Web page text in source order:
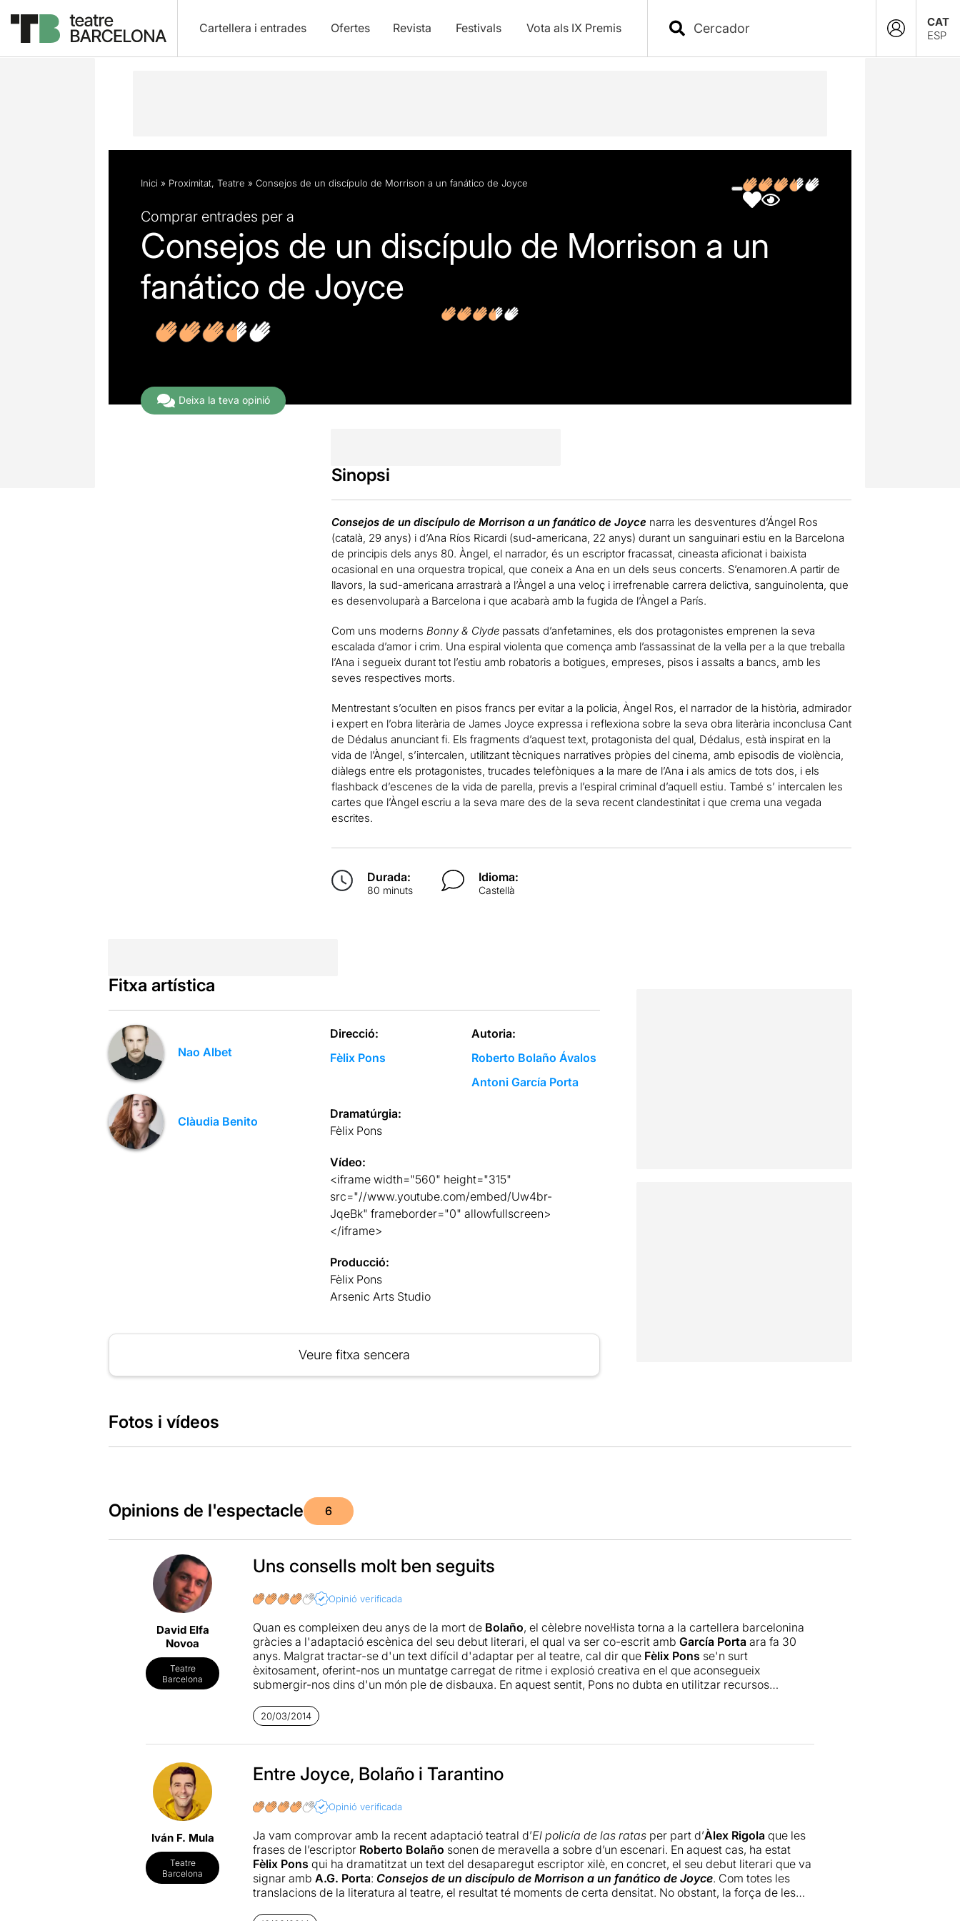
Cartellera i entrades Ofertes Revista Festivals Vota als IX Premis
CAT
ESP
Descripció Fitxa artística Fotos i vídeos Opinions Articles
Inici » Proximitat, Teatre » Consejos de un discípulo de Morrison a un fanático de Joyce
Comprar entrades per a
Consejos de un discípulo de Morrison a un
fanático de Joyce
Deixa la teva opinió
Sinopsi
Consejos de un discípulo de Morrison a un fanático de Joyce narra les desventures d’Ángel Ros
(català, 29 anys) i d’Ana Ríos Ricardi (sud-americana, 22 anys) durant un sanguinari estiu en la Barcelona
de principis dels anys 80. Àngel, el narrador, és un escriptor fracassat, cineasta aficionat i baixista
ocasional en una orquestra tropical, que coneix a Ana en un dels seus concerts. S’enamoren.A partir de
llavors, la sud-americana arrastrarà a l’Àngel a una veloç i irrefrenable carrera delictiva, sanguinolenta, que
es desenvoluparà a Barcelona i que acabarà amb la fugida de l’Àngel a París.
Com uns moderns Bonny & Clydepassats d’anfetamines, els dos protagonistes emprenen la seva
escalada d’amor i crim. Una espiral violenta que comença amb l’assassinat de la vella per a la que treballa
l’Ana i segueix durant tot l’estiu amb robatoris a botigues, empreses, pisos i assalts a bancs, amb les
seves respectives morts.
Mentrestant s’oculten en pisos francs per evitar a la policia, Àngel Ros, el narrador de la història, admirador
i expert en l’obra literària de James Joyce expressa i reflexiona sobre la seva obra literària inconclusa Cant
de Dédalus anunciant fi. Els fragments d’aquest text, protagonista del qual, Dédalus, està inspirat en la
vida de l’Àngel, s’intercalen, utilitzant tècniques narratives pròpies del cinema, amb episodis de violència,
diàlegs entre els protagonistes, trucades telefòniques a la mare de l’Ana i als amics de tots dos, i els
flashback d’escenes de la vida de parella, previs a l’espiral criminal d’aquell estiu. També s’ intercalen les
cartes que l’Àngel escriu a la seva mare des de la seva recent clandestinitat i que crema una vegada
escrites.
Durada:
80 minuts
Idioma:
Castellà
Fitxa artística
Nao Albet
Clàudia Benito
Direcció:
Fèlix Pons
Autoria:
Roberto Bolaño Ávalos
Antoni García Porta
Dramatúrgia:
Fèlix Pons
Vídeo:
<iframe width="560" height="315"
src="//www.youtube.com/embed/Uw4br-
JqeBk" frameborder="0" allowfullscreen>
</iframe>
Producció:
Fèlix Pons
Arsenic Arts Studio
Veure fitxa sencera
Fotos i vídeos
Opinions de l'espectacle 6
David Elfa
Novoa
Teatre
Barcelona
Uns consells molt ben seguits
Opinió verificada
Quan es compleixen deu anys de la mort de Bolaño, el cèlebre novel·lista torna a la cartellera barcelonina
gràcies a l'adaptació escènica del seu debut literari, el qual va ser co-escrit amb García Porta ara fa 30
anys. Malgrat tractar-se d'un text difícil d'adaptar per al teatre, cal dir que Fèlix Pons se'n surt
èxitosament, oferint-nos un muntatge carregat de ritme i explosió creativa en el que aconsegueix
submergir-nos dins d'un món ple de disbauxa. En aquest sentit, Pons no dubta en utilitzar recursos
donant cos i ànima a aquest complex muntatge. Així doncs, l'obra també compta amb una excel·lent banda
sonora, que a més de destacar per la seva sel·lecció musical, aconsegueix fusionar-se amb el món intern
dels protagonistes. D'aquesta forma, s'aprofundeix encara més amb el que senten els personatges,
gran treball actoral que fanNao AlbetiClaudia Benito
personalitat pròpia, tot treballant al servei d'un muntatge carregat de recursos.
Sens dubte, i com destaquen diversos mitjans, el plantejament de l'obra evoca a la clàssica història de
passada pel filtre Tarantinià. Això és cert, però aquests referents són només un punt de
partida per a explorar un món interior caòtic i confús, fruit d'una societat fosca i immòbil. Potser en alguns
moments l'adaptació es mostra confusa i el ritme vertiginós ens fa perdre el fil narratiu, però aquesta és
una aposta de petit format poderosa, que té el gran mèrit de submergir l'espectador dins del món interior
dels personatges i de fer-li sentir allò que viuen d'una manera picada, moderna i transgressora.
20/03/2014
Iván F. Mula
Teatre
Barcelona
Entre Joyce, Bolaño i Tarantino
Opinió verificada
Ja vam comprovar amb la recent adaptació teatral d’El policía de las ratasper part d’Àlex Rigola que les
frases de l’escriptor Roberto Bolaño sonen de meravella a sobre d’un escenari. En aquest cas, ha estat
Fèlix Pons qui ha dramatitzat un text del desaparegut escriptor xilè, en concret, el seu debut literari que va
signar amb A.G. Porta: Consejos de un discípulo de Morrison a un fanático de Joyce. Com totes les
translacions de la literatura al teatre, el resultat té moments de certa densitat. No obstant, la força de les